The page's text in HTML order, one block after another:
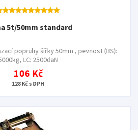
5t/50mm standard
popruhy šířky 50mm , pevnost (BS):
LC: 2500daN
106 Kč
128 Kč s DPH